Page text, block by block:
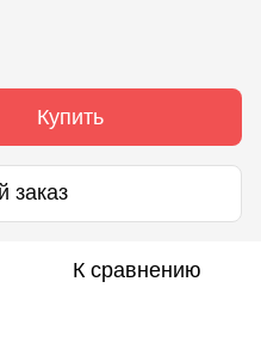
Купить
заказ
К сравнению